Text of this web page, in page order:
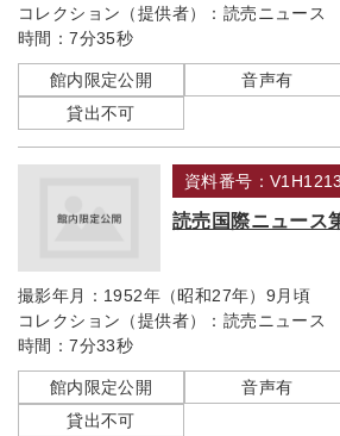
コレクション（提供者）： 読売ニュース
時間：7分35秒
館内限定公開
音声有
貸出不可
資料番号：
読売国際ニュース
撮影年月： 1952年（昭和27年）9月頃
コレクション（提供者）： 読売ニュース
時間：7分33秒
館内限定公開
音声有
貸出不可